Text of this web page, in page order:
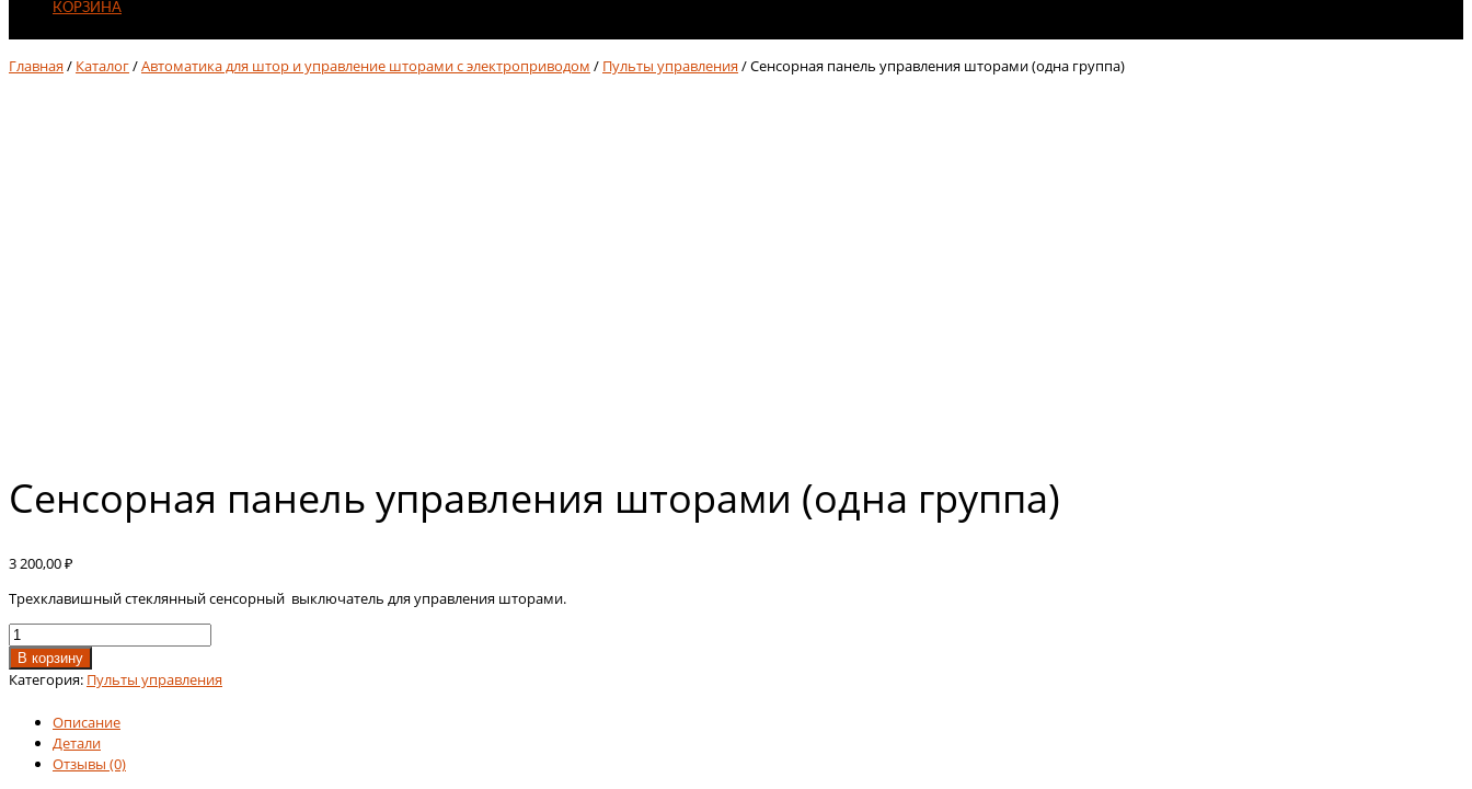
КОРЗИНА
Главная/ Каталог/Автоматика для штор и управление шторами с электроприводом / Пульты управления/ Сенсорная панель управления шторами (одна группа)
Сенсорная панель управления шторами (одна группа)
3 200,00₽
Трехклавишный стеклянный сенсорный выключатель для управления шторами.
Количество
товара
Сенсорная
панель
управления
шторами
(одна
группа)
В корзину
Категория: Пульты управления
Описание
Детали
Отзывы (0)